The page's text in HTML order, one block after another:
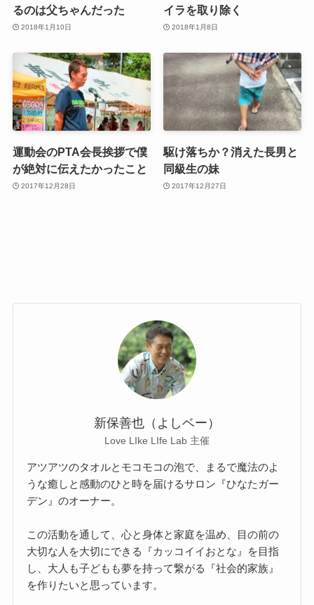
るのは父ちゃんだった
2018年1月10日
イラを取り除く
2018年1月8日
運動会のPTA会長挨拶で僕
が絶対に伝えたかったこと
2017年12月28日
駆け落ちか？消えた長男と
同級生の妹
2017年12月27日
新保善也（よしベー）
Love LIke LIfe Lab 主催
アツアツのタオルとモコモコの泡で、まるで魔法のよ
うな癒しと感動のひと時を届けるサロン『ひなたガー
デン』のオーナー。
この活動を通して、心と身体と家庭を温め、目の前の
大切な人を大切にできる『カッコイイおとな』を目指
し、大人も子どもも夢を持って繋がる『社会的家族』
を作りたいと思っています。